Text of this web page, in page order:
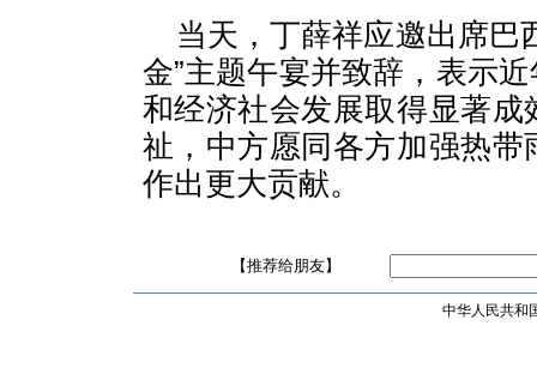
当天，丁薛祥应邀出席巴
金”主题午宴并致辞，表示
和经济社会发展取得显著
祉，中方愿同各方加强热
作出更大贡献。
【推荐给朋友】
中华人民共和